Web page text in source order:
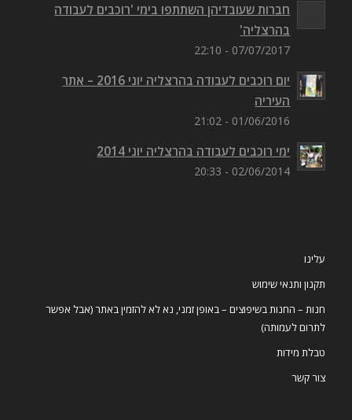
חברות שעובדיהן השתתפו בימי 'רוכבים לעבודה
בהרצליה'
07/07/2017 - 22:10
יום רוכבים לעבודה בהרצליה יוני 2016 – אתר
העיריה
01/06/2016 - 21:02
ימי רוכבים לעבודה בהרצליה יוני 2014
02/06/2014 - 20:33
עלינו
תקנון ותנאי שימוש
חנות – החנות בשיפוצים – באופן זמני, נא לא להזמין באתר (אבל אפשר
לתרום לעמותה)
טבלת מידות
צור קשר